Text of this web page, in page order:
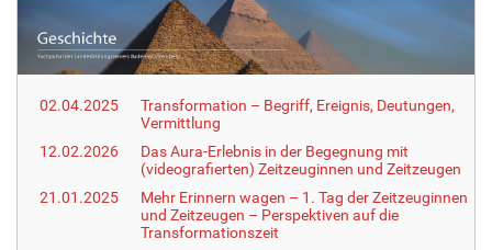
e
:
02.04.2025
Transformation – Begriff, Ereignis, Deutungen,
Vermittlung
12.02.2026
Das Aura-Erlebnis in der Begegnung mit
(videografierten) Zeitzeuginnen und Zeitzeugen
21.01.2025
Mehr Erinnern wagen – 1. Tag der Zeitzeuginnen
und Zeitzeugen – Perspektiven auf die
Transformationszeit